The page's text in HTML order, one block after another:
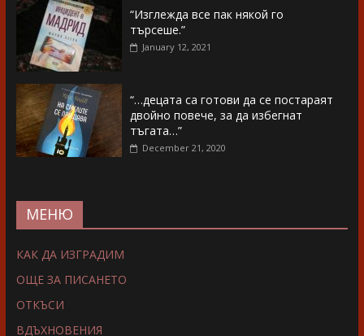
“Изглежда все пак някой го
търсеше.”
January 12, 2021
“…децата са готови да се постараят
двойно повече, за да избегнат
тъгата…”
December 21, 2020
МЕНЮ
КАК ДА ИЗГРАДИМ
ОЩЕ ЗА ПИСАНЕТО
ОТКЪСИ
ВДЪХНОВЕНИЯ